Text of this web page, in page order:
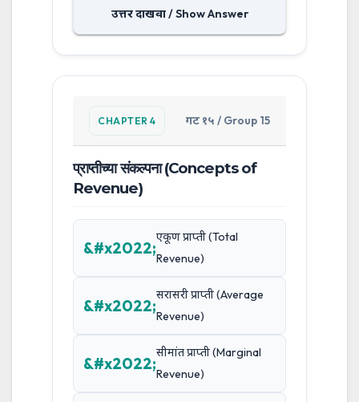
उत्तर दाखवा / Show Answer
CHAPTER 4 गट १५ / Group 15
प्राप्तीच्या संकल्पना (Concepts of
Revenue)
एकूण प्राप्ती (Total
Revenue)
सरासरी प्राप्ती (Average
Revenue)
सीमांत प्राप्ती (Marginal
Revenue)